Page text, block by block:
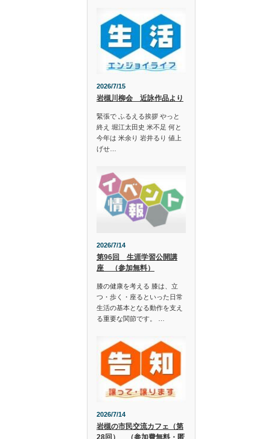
2026/7/15
岩槻川柳会 近詠作品より
緊張で ふるえる挨拶 やっと
終え 堀江太田史 米不足 何と
今年は 米余り 岩井るり 値上
げせ…
2026/7/14
第96回 生涯学習公開講
座 （参加無料）
膝の健康を考える 膝は、立
つ・歩く・座るといった日常
生活の基本となる動作を支え
る重要な関節です。 …
2026/7/14
岩槻の市民交流カフェ（第